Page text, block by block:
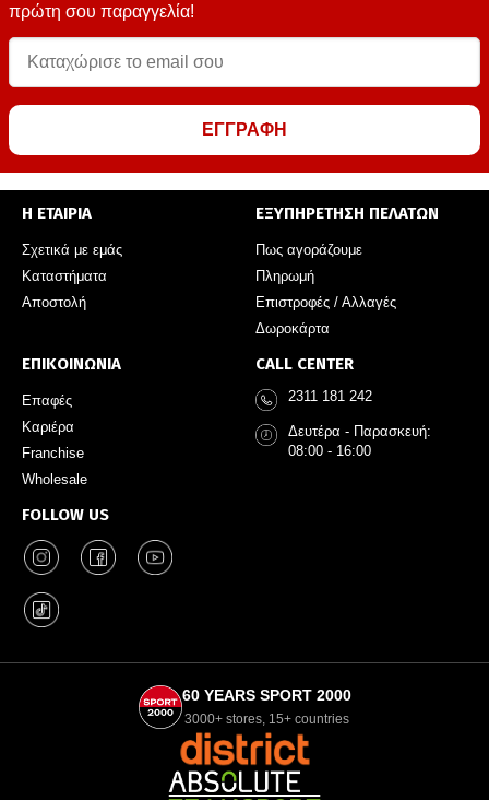
πρώτη σου παραγγελία!
ΕΓΓΡΑΦΗ
Η ΕΤΑΙΡΙΑ
Σχετικά με εμάς
Καταστήματα
Αποστολή
ΕΞΥΠΗΡΕΤΗΣΗ ΠΕΛΑΤΩΝ
Πως αγοράζουμε
Πληρωμή
Επιστροφές / Αλλαγές
Δωροκάρτα
ΕΠΙΚΟΙΝΩΝΙΑ
Επαφές
Καριέρα
Franchise
Wholesale
FOLLOW US
CALL CENTER
2311 181 242
Δευτέρα - Παρασκευή:
08:00 - 16:00
60 YEARS SPORT 2000
3000+ stores, 15+ countries